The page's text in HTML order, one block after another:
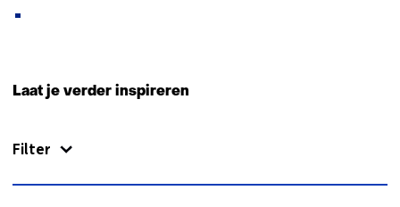
Laat je verder inspireren
Filter